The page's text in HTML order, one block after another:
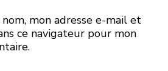
mon adresse e-mail et
ce navigateur pour mon